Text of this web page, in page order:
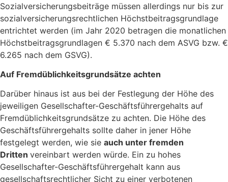
Sozialversicherungsbeiträge müssen allerdings nur bis zur
sozialversicherungsrechtlichen Höchstbeitragsgrundlage
entrichtet werden (im Jahr 2020 betragen die monatlichen
Höchstbeitragsgrundlagen € 5.370 nach dem ASVG bzw. €
6.265 nach dem GSVG).
Auf Fremdüblichkeitsgrundsätze achten
Darüber hinaus ist aus bei der Festlegung der Höhe des
jeweiligen Gesellschafter-Geschäftsführergehalts auf
Fremdüblichkeitsgrundsätze zu achten. Die Höhe des
Geschäftsführergehalts sollte daher in jener Höhe
festgelegt werden, wie sie auch unter fremden
Dritten vereinbart werden würde. Ein zu hohes
Gesellschafter-Geschäftsführergehalt kann aus
gesellschaftsrechtlicher Sicht zu einer verbotenen